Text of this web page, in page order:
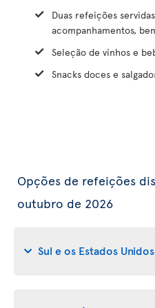
Duas refeições
acompanhamentos,
Seleção de vinhos e
Snacks doces e
Opções de refeições
outubro de 2026
Sul e os Estados Unidos